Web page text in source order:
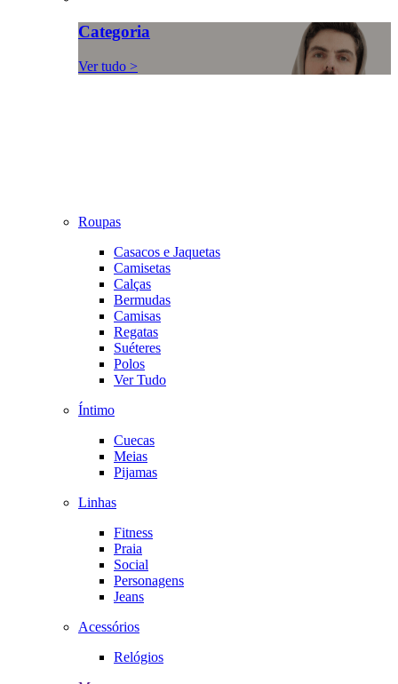
Categoria
Ver tudo >
Roupas
Casacos e Jaquetas
Camisetas
Calças
Bermudas
Camisas
Regatas
Suéteres
Polos
Ver Tudo
Íntimo
Cuecas
Meias
Pijamas
Linhas
Fitness
Praia
Social
Personagens
Jeans
Acessórios
Relógios